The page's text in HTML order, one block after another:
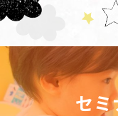
セミ